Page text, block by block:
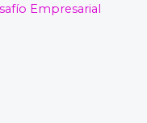
Empresarial